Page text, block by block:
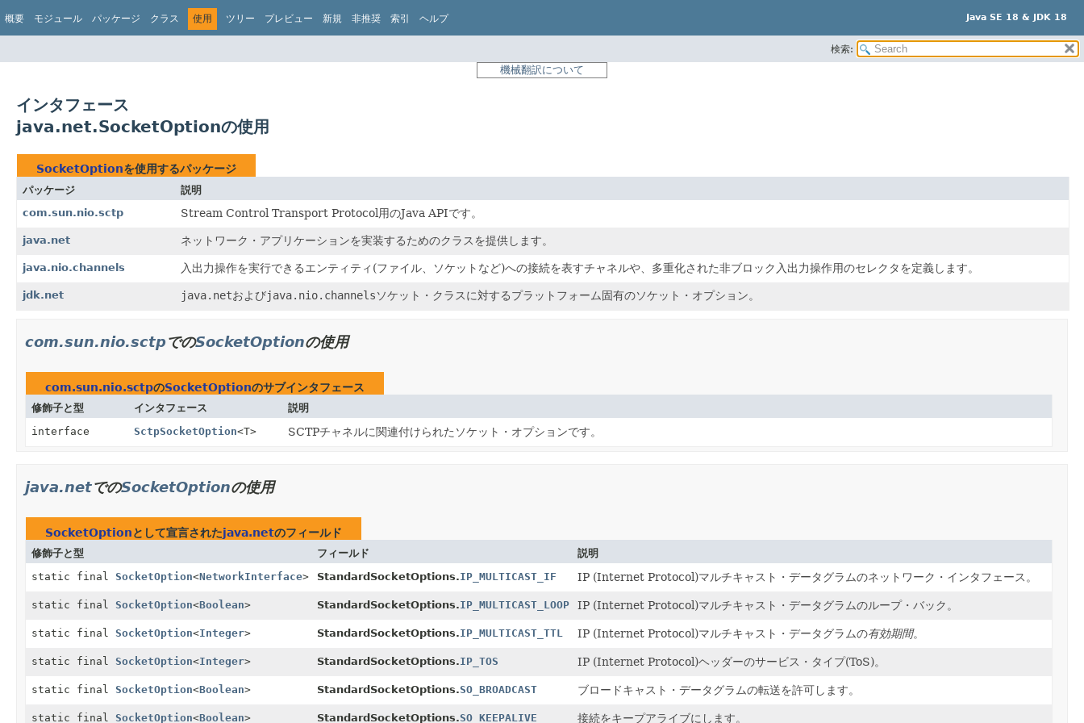
Java SE 18 & JDK 18
概要 モジュール パッケージ クラス 使用 ツリー プレビュー 新規 非推奨 索引 ヘルプ
検索:
機械翻訳について
インタフェース
java.net.SocketOptionの使用
SocketOptionを使用するパッケージ
パッケージ
説明
com.sun.nio.sctp
Stream Control Transport Protocol用のJava APIです。
java.net ネットワーク・アプリケーションを実装するためのクラスを提供します。
java.nio.channels 入出力操作を実行できるエンティティ(ファイル、ソケットなど)への接続を表すチャネルや、多重化された非ブロック入出力操作用のセレクタを定義します。
jdk.net java.netおよびjava.nio.channelsソケット・クラスに対するプラットフォーム固有のソケット・オプション。
com.sun.nio.sctpでのSocketOptionの使用
com.sun.nio.sctpのSocketOptionのサブインタフェース
修飾子と型 インタフェース
説明
interface
SctpSocketOption<T> SCTPチャネルに関連付けられたソケット・オプションです。
java.netでのSocketOptionの使用
SocketOptionとして宣言されたjava.netのフィールド
修飾子と型 フィールド
説明
static final SocketOption<NetworkInterface> StandardSocketOptions.IP_MULTICAST_IF IP (Internet Protocol)マルチキャスト・データグラムのネットワーク・インタフェース。
static final SocketOption<Boolean> StandardSocketOptions.IP_MULTICAST_LOOP IP (Internet Protocol)マルチキャスト・データグラムのループ・バック。
static final SocketOption<Integer> StandardSocketOptions.IP_MULTICAST_TTL IP (Internet Protocol)マルチキャスト・データグラムの有効期間。
static final SocketOption<Integer> StandardSocketOptions.IP_TOS IP (Internet Protocol)ヘッダーのサービス・タイプ(ToS)。
static final SocketOption<Boolean> StandardSocketOptions.SO_BROADCAST ブロードキャスト・データグラムの転送を許可します。
static final SocketOption<Boolean> StandardSocketOptions.SO_KEEPALIVE 接続をキープアライブにします。